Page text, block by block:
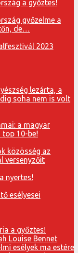
a győztes!
győzelme a
de…
2023
lezárta, a
soha nem is volt
a magyar
top 10-be!
közösség az
versenyzőit
nyertes!
esélyesei
a győztes!
esélyek ma estére